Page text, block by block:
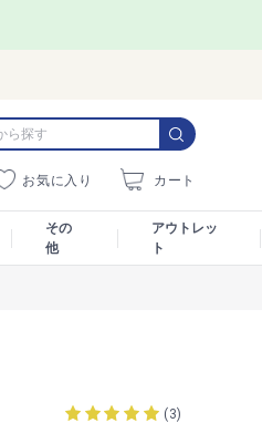
お気に入り カート
その
他
アウトレッ
ト
(3)